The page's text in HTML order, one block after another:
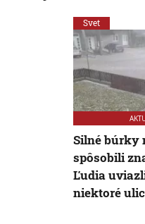
Svet
Silné búrky
spôsobili
Ľudia
niektoré